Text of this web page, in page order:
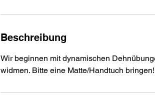
Beschreibung
Wir beginnen mit dynamischen
widmen. Bitte eine Matte/Handtuch bringen!